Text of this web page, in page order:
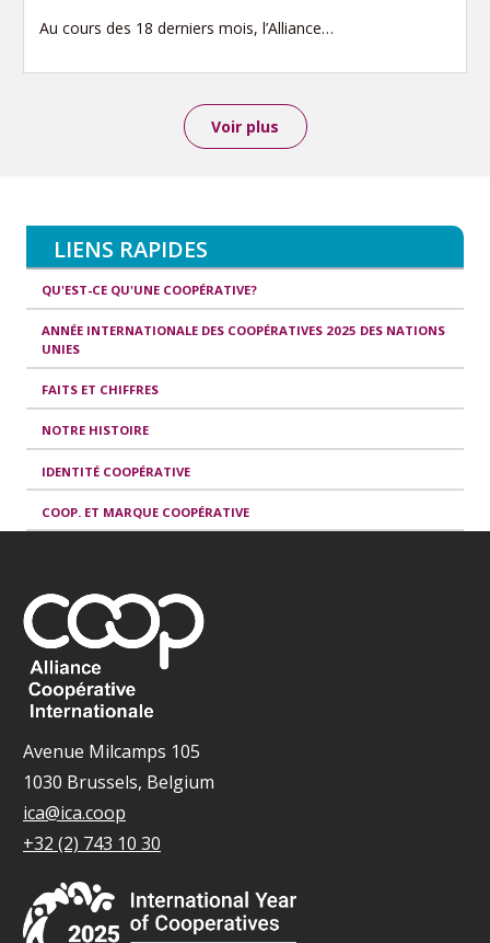
Au cours des 18 derniers mois, l’Alliance…
Voir plus
LIENS RAPIDES
QU'EST-CE QU'UNE COOPÉRATIVE?
ANNÉE INTERNATIONALE DES COOPÉRATIVES 2025 DES NATIONS
UNIES
FAITS ET CHIFFRES
NOTRE HISTOIRE
IDENTITÉ COOPÉRATIVE
COOP. ET MARQUE COOPÉRATIVE
Avenue Milcamps 105
1030 Brussels, Belgium
ica@ica.coop
+32 (2) 743 10 30